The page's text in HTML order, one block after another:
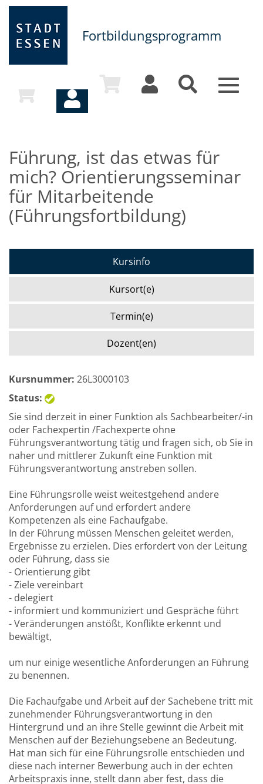
Fortbildungsprogramm
Toggle
Führung, ist das etwas für
mich? Orientierungsseminar
für Mitarbeitende
(Führungsfortbildung)
Kursinfo
Kursort(e)
Termin(e)
Dozent(en)
Kursnummer: 26L3000103
Status:
Sie sind derzeit in einer Funktion als Sachbearbeiter/-in
oder Fachexpertin /Fachexperte ohne
Führungsverantwortung tätig und fragen sich, ob Sie in
naher und mittlerer Zukunft eine Funktion mit
Führungsverantwortung anstreben sollen.
Eine Führungsrolle weist weitestgehend andere
Anforderungen auf und erfordert andere
Kompetenzen als eine Fachaufgabe.
In der Führung müssen Menschen geleitet werden,
Ergebnisse zu erzielen. Dies erfordert von der Leitung
oder Führung, dass sie
- Orientierung gibt
- Ziele vereinbart
- delegiert
- informiert und kommuniziert und Gespräche führt
- Veränderungen anstößt, Konflikte erkennt und
bewältigt,
um nur einige wesentliche Anforderungen an Führung
zu benennen.
Die Fachaufgabe und Arbeit auf der Sachebene tritt mit
zunehmender Führungsverantwortung in den
Hintergrund und an ihre Stelle gewinnt die Arbeit mit
Menschen auf der Beziehungsebene an Bedeutung.
Hat man sich für eine Führungsrolle entschieden und
diese nach interner Bewerbung auch in der echten
Arbeitspraxis inne, stellt dann aber fest, dass die